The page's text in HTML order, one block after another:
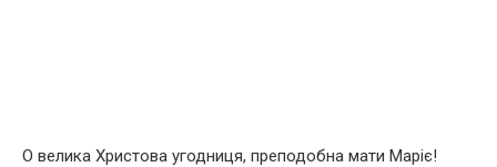
О велика Христова угодниця, преподобна мати Маріє!